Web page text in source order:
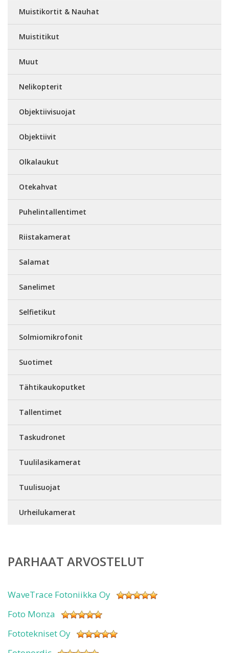
Muistikortit & Nauhat
Muistitikut
Muut
Nelikopterit
Objektiivisuojat
Objektiivit
Olkalaukut
Otekahvat
Puhelintallentimet
Riistakamerat
Salamat
Sanelimet
Selfietikut
Solmiomikrofonit
Suotimet
Tähtikaukoputket
Tallentimet
Taskudronet
Tuulilasikamerat
Tuulisuojat
Urheilukamerat
PARHAAT ARVOSTELUT
WaveTrace Fotoniikka Oy
Foto Monza
Fototekniset Oy